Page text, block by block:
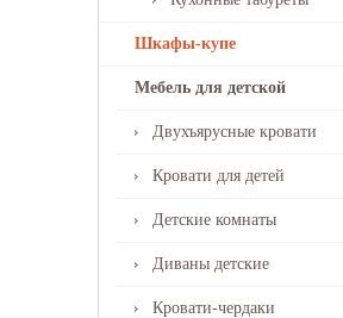
Шкафы-купе
Мебель для детской
Двухъярусные кровати
Кровати для детей
Детские комнаты
Диваны детские
Кровати-чердаки